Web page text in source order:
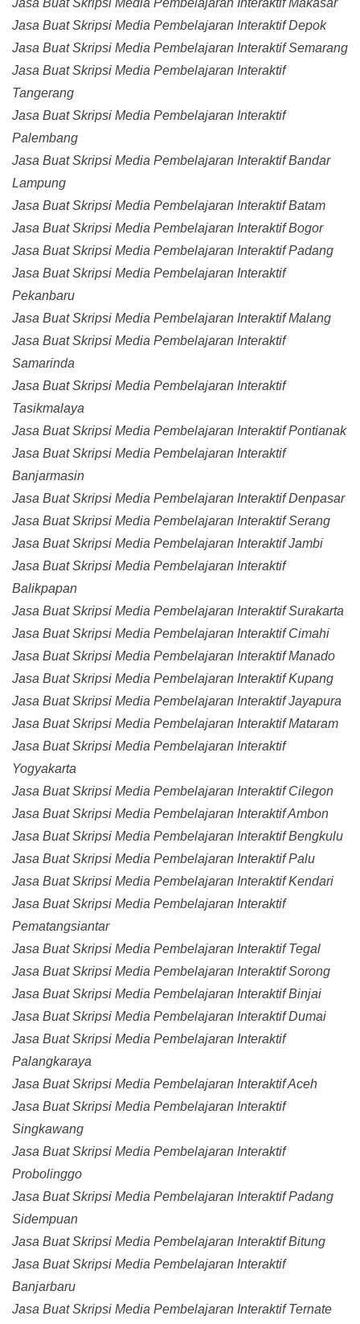
Jasa Buat Skripsi Media Pembelajaran Interaktif Makasar
Jasa Buat Skripsi Media Pembelajaran Interaktif Depok
Jasa Buat Skripsi Media Pembelajaran Interaktif Semarang
Jasa Buat Skripsi Media Pembelajaran Interaktif
Tangerang
Jasa Buat Skripsi Media Pembelajaran Interaktif
Palembang
Jasa Buat Skripsi Media Pembelajaran Interaktif Bandar
Lampung
Jasa Buat Skripsi Media Pembelajaran Interaktif Batam
Jasa Buat Skripsi Media Pembelajaran Interaktif Bogor
Jasa Buat Skripsi Media Pembelajaran Interaktif Padang
Jasa Buat Skripsi Media Pembelajaran Interaktif
Pekanbaru
Jasa Buat Skripsi Media Pembelajaran Interaktif Malang
Jasa Buat Skripsi Media Pembelajaran Interaktif
Samarinda
Jasa Buat Skripsi Media Pembelajaran Interaktif
Tasikmalaya
Jasa Buat Skripsi Media Pembelajaran Interaktif Pontianak
Jasa Buat Skripsi Media Pembelajaran Interaktif
Banjarmasin
Jasa Buat Skripsi Media Pembelajaran Interaktif Denpasar
Jasa Buat Skripsi Media Pembelajaran Interaktif Serang
Jasa Buat Skripsi Media Pembelajaran Interaktif Jambi
Jasa Buat Skripsi Media Pembelajaran Interaktif
Balikpapan
Jasa Buat Skripsi Media Pembelajaran Interaktif Surakarta
Jasa Buat Skripsi Media Pembelajaran Interaktif Cimahi
Jasa Buat Skripsi Media Pembelajaran Interaktif Manado
Jasa Buat Skripsi Media Pembelajaran Interaktif Kupang
Jasa Buat Skripsi Media Pembelajaran Interaktif Jayapura
Jasa Buat Skripsi Media Pembelajaran Interaktif Mataram
Jasa Buat Skripsi Media Pembelajaran Interaktif
Yogyakarta
Jasa Buat Skripsi Media Pembelajaran Interaktif Cilegon
Jasa Buat Skripsi Media Pembelajaran Interaktif Ambon
Jasa Buat Skripsi Media Pembelajaran Interaktif Bengkulu
Jasa Buat Skripsi Media Pembelajaran Interaktif Palu
Jasa Buat Skripsi Media Pembelajaran Interaktif Kendari
Jasa Buat Skripsi Media Pembelajaran Interaktif
Pematangsiantar
Jasa Buat Skripsi Media Pembelajaran Interaktif Tegal
Jasa Buat Skripsi Media Pembelajaran Interaktif Sorong
Jasa Buat Skripsi Media Pembelajaran Interaktif Binjai
Jasa Buat Skripsi Media Pembelajaran Interaktif Dumai
Jasa Buat Skripsi Media Pembelajaran Interaktif
Palangkaraya
Jasa Buat Skripsi Media Pembelajaran Interaktif Aceh
Jasa Buat Skripsi Media Pembelajaran Interaktif
Singkawang
Jasa Buat Skripsi Media Pembelajaran Interaktif
Probolinggo
Jasa Buat Skripsi Media Pembelajaran Interaktif Padang
Sidempuan
Jasa Buat Skripsi Media Pembelajaran Interaktif Bitung
Jasa Buat Skripsi Media Pembelajaran Interaktif
Banjarbaru
Jasa Buat Skripsi Media Pembelajaran Interaktif Ternate